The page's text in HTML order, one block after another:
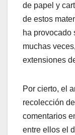
de papel y
de estos
ha provocado
muchas
extensiones
Por cierto, el
recolección
comentarios
entre ellos el